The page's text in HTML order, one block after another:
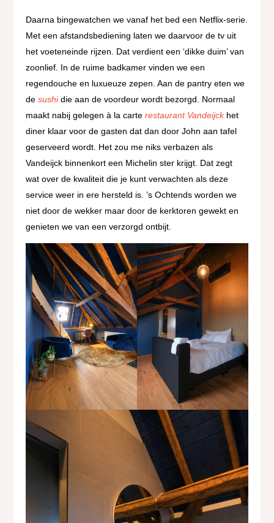
Daarna bingewatchen we vanaf het bed een Netflix-serie.
Met een afstandsbediening laten we daarvoor de tv uit
het voeteneinde rijzen. Dat verdient een ‘dikke duim’ van
zoonlief. In de ruime badkamer vinden we een
regendouche en luxueuze zepen. Aan de pantry eten we
desushidie aan de voordeur wordt bezorgd. Normaal
maakt nabij gelegen à la carterestaurant Vandeijckhet
diner klaar voor de gasten dat dan door John aan tafel
geserveerd wordt. Het zou me niks verbazen als
Vandeijck binnenkort een Michelin ster krijgt. Dat zegt
wat over de kwaliteit die je kunt verwachten als deze
service weer in ere hersteld is. ’s Ochtends worden we
niet door de wekker maar door de kerktoren gewekt en
genieten we van een verzorgd ontbijt.